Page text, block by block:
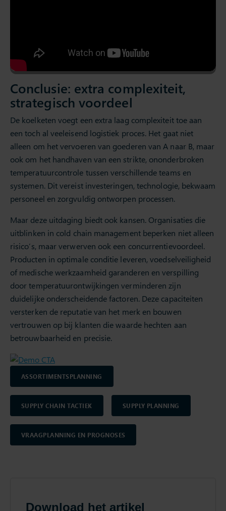
Conclusie: extra complexiteit,
strategisch voordeel
De koelketen voegt een extra laag complexiteit toe aan
een toch al veeleisend logistiek proces. Het gaat niet
alleen om het vervoeren van goederen van A naar B, maar
ook om het handhaven van een strikte, ononderbroken
temperatuurcontrole tussen verschillende teams en
systemen. Dit vereist investeringen, technologie, bekwaam
personeel en zorgvuldig ontworpen processen.
Maar deze uitdaging biedt ook kansen. Organisaties die
uitblinken in cold chain management beperken niet alleen
risico’s, maar verwerven ook een concurrentievoordeel.
Producten in optimale conditie leveren, voedselveiligheid
of medische werkzaamheid garanderen en verspilling
door temperatuurontwijkingen verminderen zijn
duidelijke onderscheidende factoren. Deze capaciteiten
versterken de reputatie van het merk en bouwen
vertrouwen op bij klanten die waarde hechten aan
betrouwbaarheid en precisie.
ASSORTIMENTSPLANNING
SUPPLY CHAIN TACTIEK SUPPLY PLANNING
VRAAGPLANNING EN PROGNOSES